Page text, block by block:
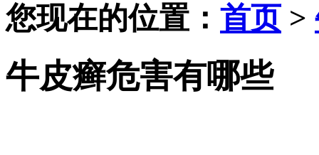
您现在的位置： 首页>
牛皮癣危害有哪些